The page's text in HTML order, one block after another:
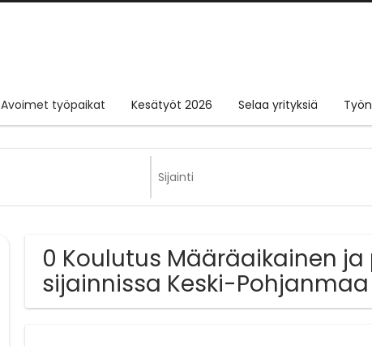
Avoimet työpaikat Kesätyöt 2026 Selaa yrityksiä
0 Koulutus Määräaikainen
sijainnissa Keski-Pohjanmaa